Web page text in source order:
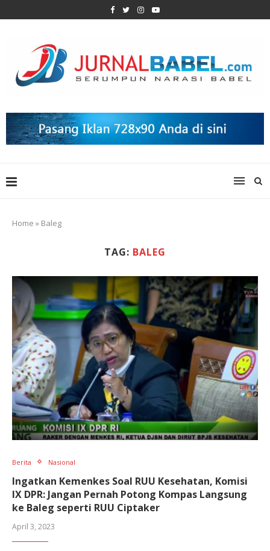
Home » Baleg
TAG: BALEG
Berita Nasional
Ingatkan Kemenkes Soal RUU Kesehatan, Komisi
IX DPR: Jangan Pernah Potong Kompas Langsung
ke Baleg seperti RUU Ciptaker
April 3, 2023